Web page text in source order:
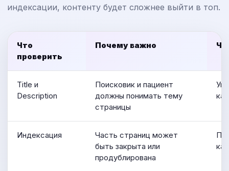
индексации, контенту будет сложнее выйти в топ.
Что
проверить
Почему важно
Title и
Description
Поисковик и пациент
должны понимать тему
страницы
Индексация
Часть страниц может
быть закрыта или
продублирована